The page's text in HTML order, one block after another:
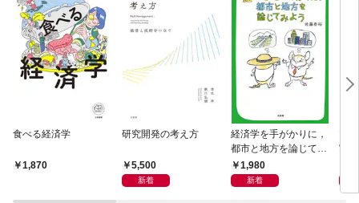
食べる経済学
1,870
研究開発の考え方
5,500
新着
経済学を手がかりに，
都市と地方を論じてみ
よう1,980
新着
実